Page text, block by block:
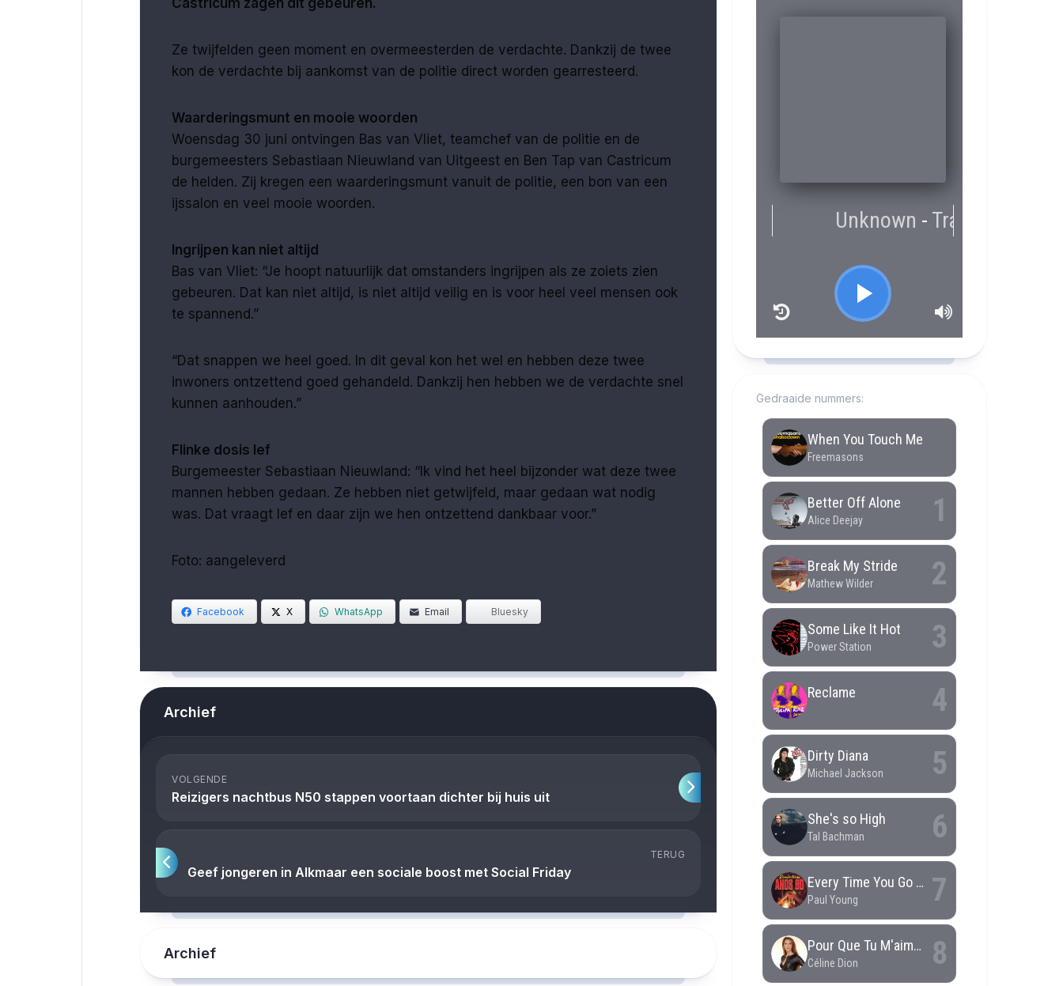
Castricum zagen dit gebeuren.
Ze twijfelden geen moment en overmeesterden de verdachte. Dankzij de twee
kon de verdachte bij aankomst van de politie direct worden gearresteerd.
Waarderingsmunt en mooie woorden
Woensdag 30 juni ontvingen Bas van Vliet, teamchef van de politie en de
burgemeesters Sebastiaan Nieuwland van Uitgeest en Ben Tap van Castricum
de helden. Zij kregen een waarderingsmunt vanuit de politie, een bon van een
ijssalon en veel mooie woorden.
Ingrijpen kan niet altijd
Bas van Vliet: “Je hoopt natuurlijk dat omstanders ingrijpen als ze zoiets zien
gebeuren. Dat kan niet altijd, is niet altijd veilig en is voor heel veel mensen ook
te spannend.”
“Dat snappen we heel goed. In dit geval kon het wel en hebben deze twee
inwoners ontzettend goed gehandeld. Dankzij hen hebben we de verdachte snel
kunnen aanhouden.”
Flinke dosis lef
Burgemeester Sebastiaan Nieuwland: “Ik vind het heel bijzonder wat deze twee
mannen hebben gedaan. Ze hebben niet getwijfeld, maar gedaan wat nodig
was. Dat vraagt lef en daar zijn we hen ontzettend dankbaar voor.”
Foto: aangeleverd
Facebook X WhatsApp Email Bluesky
Archief
VOLGENDE
Reizigers nachtbus N50 stappen voortaan dichter bij huis uit
TERUG
Geef jongeren in Alkmaar een sociale boost met Social Friday
Archief
Gedraaide nummers: